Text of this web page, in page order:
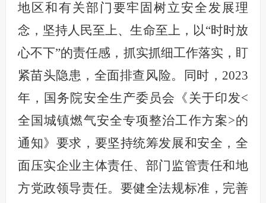
地区和有关部门要牢固树立安全发展理
念，坚持人民至上、生命至上，以“时时放
心不下”的责任感，抓实抓细工作落实，盯
紧苗头隐患，全面排查风险。
同时， 2023
年，国务院安全生产委员会《关于印发<
全国城镇燃气安全专项整治工作方案>的
通知》要求，要坚持统筹发展和安全，全
面压实企业主体责任、部门监管责任和地
方党政领导责任。要健全法规标准，完善